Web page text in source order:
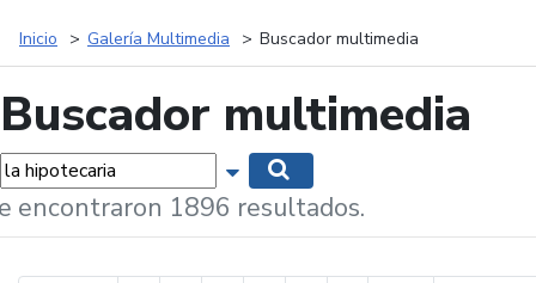
Inicio Galería Multimedia Buscador multimedia
Buscador multimedia
Mostrar opciones de búsqueda
encontraron 1896 resultados.